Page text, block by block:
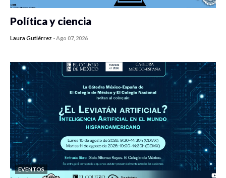
Política y ciencia
Laura Gutiérrez -Ago 07, 2026
EVENTOS